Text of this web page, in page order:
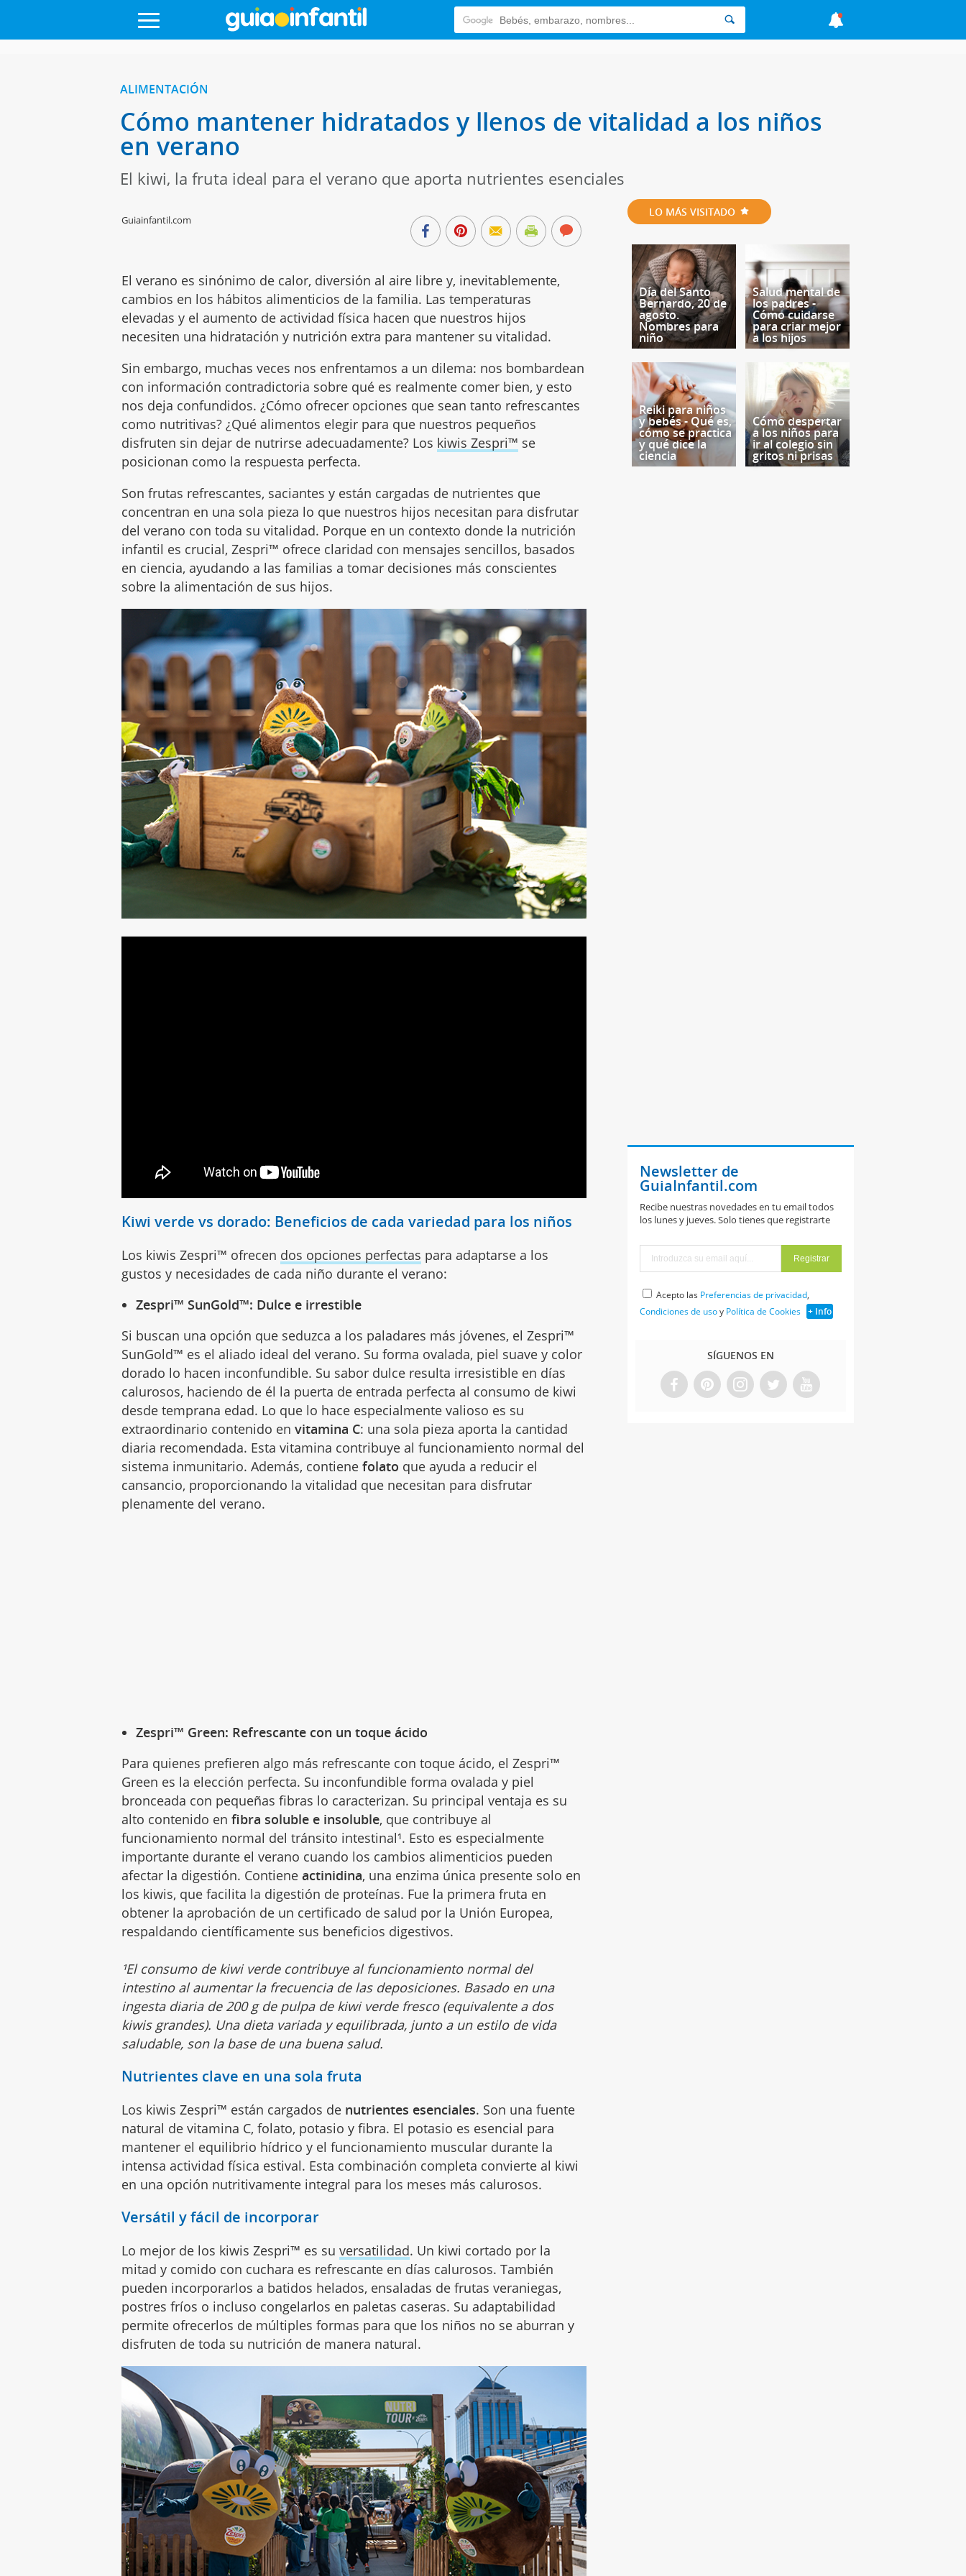
ALIMENTACIÓN
Cómo mantener hidratados y llenos de vitalidad a los niños
en verano
El kiwi, la fruta ideal para el verano que aporta nutrientes esenciales
Guiainfantil.com
El verano es sinónimo de calor, diversión al aire libre y, inevitablemente,
cambios en los hábitos alimenticios de la familia. Las temperaturas
elevadas y el aumento de actividad física hacen que nuestros hijos
necesiten una hidratación y nutrición extra para mantener su vitalidad.
Sin embargo, muchas veces nos enfrentamos a un dilema: nos bombardean
con información contradictoria sobre qué es realmente comer bien, y esto
nos deja confundidos. ¿Cómo ofrecer opciones que sean tanto refrescantes
como nutritivas? ¿Qué alimentos elegir para que nuestros pequeños
disfruten sin dejar de nutrirse adecuadamente? Los kiwis Zespri™ se
posicionan como la respuesta perfecta.
Son frutas refrescantes, saciantes y están cargadas de nutrientes que
concentran en una sola pieza lo que nuestros hijos necesitan para disfrutar
del verano con toda su vitalidad. Porque en un contexto donde la nutrición
infantil es crucial, Zespri™ ofrece claridad con mensajes sencillos, basados
en ciencia, ayudando a las familias a tomar decisiones más conscientes
sobre la alimentación de sus hijos.
Kiwi verde vs dorado: Beneficios de cada variedad para los niños
Los kiwis Zespri™ ofrecen dos opciones perfectas para adaptarse a los
gustos y necesidades de cada niño durante el verano:
Zespri™ SunGold™: Dulce e irrestible
Si buscan una opción que seduzca a los paladares más jóvenes, el Zespri™
SunGold™ es el aliado ideal del verano. Su forma ovalada, piel suave y color
dorado lo hacen inconfundible. Su sabor dulce resulta irresistible en días
calurosos, haciendo de él la puerta de entrada perfecta al consumo de kiwi
desde temprana edad. Lo que lo hace especialmente valioso es su
extraordinario contenido envitamina C: una sola pieza aporta la cantidad
diaria recomendada. Esta vitamina contribuye al funcionamiento normal del
sistema inmunitario. Además, contienefolato que ayuda a reducir el
cansancio, proporcionando la vitalidad que necesitan para disfrutar
plenamente del verano.
Zespri™ Green: Refrescante con un toque ácido
Para quienes prefieren algo más refrescante con toque ácido, el Zespri™
Green es la elección perfecta. Su inconfundible forma ovalada y piel
bronceada con pequeñas fibras lo caracterizan. Su principal ventaja es su
alto contenido enfibra soluble e insoluble, que contribuye al
funcionamiento normal del tránsito intestinal¹. Esto es especialmente
importante durante el verano cuando los cambios alimenticios pueden
afectar la digestión. Contieneactinidina, una enzima única presente solo en
los kiwis, que facilita la digestión de proteínas. Fue la primera fruta en
obtener la aprobación de un certificado de salud por la Unión Europea,
respaldando científicamente sus beneficios digestivos.
¹El consumo de kiwi verde contribuye al funcionamiento normal del
intestino al aumentar la frecuencia de las deposiciones. Basado en una
ingesta diaria de 200 g de pulpa de kiwi verde fresco (equivalente a dos
kiwis grandes). Una dieta variada y equilibrada, junto a un estilo de vida
saludable, son la base de una buena salud.
Nutrientes clave en una sola fruta
Los kiwis Zespri™ están cargados de nutrientes esenciales. Son una fuente
natural de vitamina C, folato, potasio y fibra. El potasio es esencial para
mantener el equilibrio hídrico y el funcionamiento muscular durante la
intensa actividad física estival. Esta combinación completa convierte al kiwi
en una opción nutritivamente integral para los meses más calurosos.
Versátil y fácil de incorporar
Lo mejor de los kiwis Zespri™ es suversatilidad. Un kiwi cortado por la
mitad y comido con cuchara es refrescante en días calurosos. También
pueden incorporarlos a batidos helados, ensaladas de frutas veraniegas,
postres fríos o incluso congelarlos en paletas caseras. Su adaptabilidad
permite ofrecerlos de múltiples formas para que los niños no se aburran y
disfruten de toda su nutrición de manera natural.
LO MÁS VISITADO
Día del Santo
Bernardo, 20 de
agosto.
Nombres para
niño
Salud mental de
los padres -
Cómo cuidarse
para criar mejor
a los hijos
Reiki para niños
y bebés - Qué es,
cómo se practica
y qué dice la
ciencia
Cómo despertar
a los niños para
ir al colegio sin
gritos ni prisas
Newsletter de
GuiaInfantil.com
Recibe nuestras novedades en tu email todos
los lunes y jueves. Solo tienes que registrarte
Acepto las Preferencias de privacidad,
Condiciones de usoy Política de Cookies + Info
SÍGUENOS EN